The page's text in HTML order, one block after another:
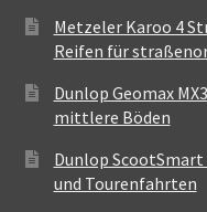
Metzeler Karoo 4
Reifen für
Dunlop Geomax
mittlere Böden
Dunlop
und Tourenfahrten